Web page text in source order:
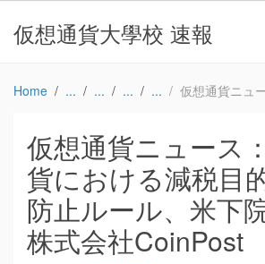
仮想通貨大學校 速報
Home 仮想通貨ニュース：仮想通貨における減税目的の取引防止ルール、米下院で審議 –
仮想通貨ニュース
貨における減税目
防止ルール、米下
株式会社CoinPost